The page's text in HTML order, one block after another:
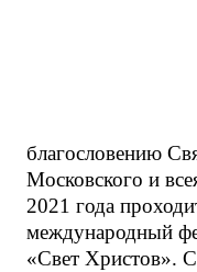
благословению
Московского и
2021 года
международный
«Свет Христов».